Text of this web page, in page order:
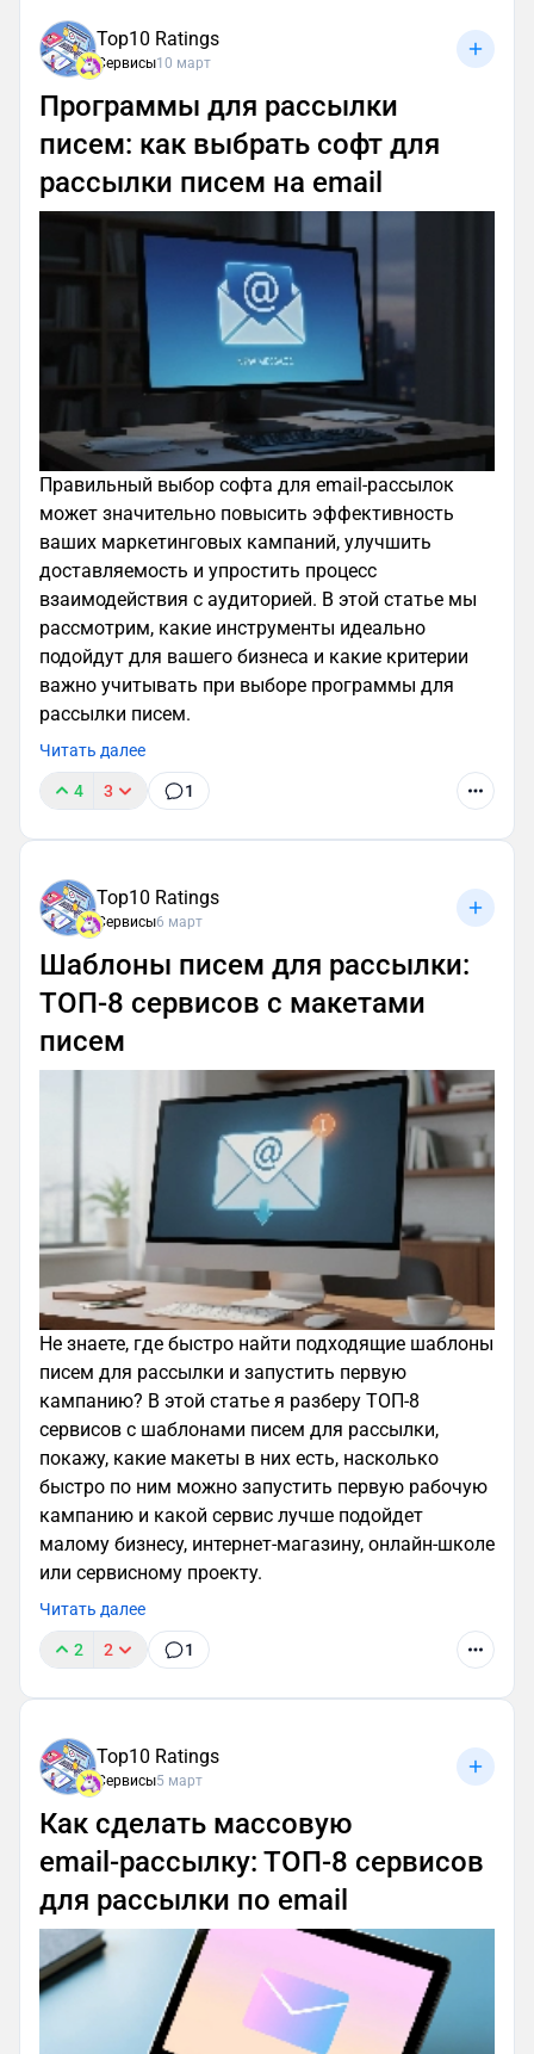
Top10 Ratings
Сервисы10 март
Программы для рассылки
писем: как выбрать софт для
рассылки писем на email
Правильный выбор софта для email-рассылок
может значительно повысить эффективность
ваших маркетинговых кампаний, улучшить
доставляемость и упростить процесс
взаимодействия с аудиторией. В этой статье мы
рассмотрим, какие инструменты идеально
подойдут для вашего бизнеса и какие критерии
важно учитывать при выборе программы для
рассылки писем.
Читать далее
4 3 1
Top10 Ratings
Сервисы6 март
Шаблоны писем для рассылки:
ТОП‑8 сервисов с макетами
писем
Не знаете, где быстро найти подходящие шаблоны
писем для рассылки и запустить первую
кампанию? В этой статье я разберу ТОП‑8
сервисов с шаблонами писем для рассылки,
покажу, какие макеты в них есть, насколько
быстро по ним можно запустить первую рабочую
кампанию и какой сервис лучше подойдет
малому бизнесу, интернет‑магазину, онлайн‑школе
или сервисному проекту.
Читать далее
2 2 1
Top10 Ratings
Сервисы5 март
Как сделать массовую
email‑рассылку: ТОП-8 сервисов
для рассылки по email